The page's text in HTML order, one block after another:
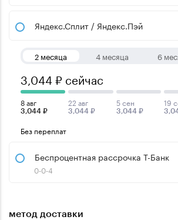
Яндекс.Сплит / Яндекс.Пэй
2 месяца 4 месяца 6
3,044 ₽ сейчас
8 авг
3,044 ₽
22 авг
3,044 ₽
5 сен
3,044 ₽
19
Без переплат
Беспроцентная рассрочка Т-Банк
0-0-4
метод доставки